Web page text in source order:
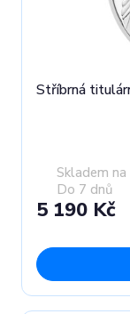
Stříbrná
Skladem
Do 7 dnů
5 190 Kč